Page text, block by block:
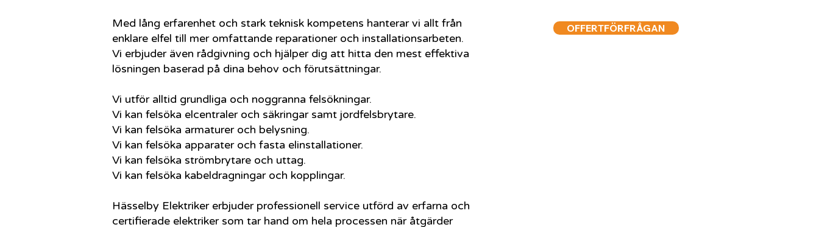
Med lång erfarenhet och stark teknisk kompetens hanterar vi allt från
enklare elfel till mer omfattande reparationer och installationsarbeten.
Vi erbjuder även rådgivning och hjälper dig att hitta den mest effektiva
lösningen baserad på dina behov och förutsättningar.
Vi utför alltid grundliga och noggranna felsökningar.
Vi kan felsöka elcentraler och säkringar samt jordfelsbrytare.
Vi kan felsöka armaturer och belysning.
Vi kan felsöka apparater och fasta elinstallationer.
Vi kan felsöka strömbrytare och uttag.
Vi kan felsöka kabeldragningar och kopplingar.
Hässelby Elektriker erbjuder professionell service utförd av erfarna och
certifierade elektriker som tar hand om hela processen när åtgärder
OFFERTFÖRFRÅGAN